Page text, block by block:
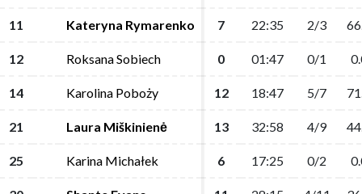
11 Kateryna Rymarenko 7 22:35 2/3
12 Roksana Sobiech 0 01:47 0/1
14 Karolina Poboży 12 18:47 5/7
21 Laura Miškinienė 13 32:58 4/9
25 Karina Michałek 6 17:25 0/2
11 Kateryna Rymarenko 7 22:35 2/3
12 Roksana Sobiech 0 01:47 0/1
14 Karolina Poboży 12 18:47 5/7
21 Laura Miškinienė 13 32:58 4/9
25 Karina Michałek 6 17:25 0/2